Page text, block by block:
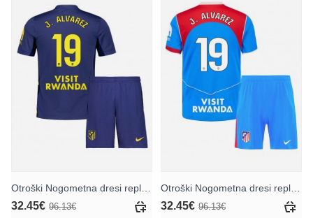
Otroški Nogometna dresi replika Atletico Madrid Julian Alvarez #19 Gostujoči 2025-26 Kratek rokav (+ hlače)
32.45€ 96.13€
Otroški Nogometna dresi replika Atletico Madrid Julian Alvarez #19 Tretji 2025-26 Kratek rokav (+ hlače)
32.45€ 96.13€